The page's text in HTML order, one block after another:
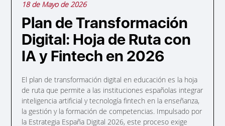
18 de Mayo de 2026
Plan de Transformación
Digital: Hoja de Ruta con
IA y Fintech en 2026
El plan de transformación digital en educación es la hoja
de ruta que permite a las instituciones españolas integrar
inteligencia artificial y tecnología fintech en la enseñanza,
la gestión y la formación de competencias. Impulsado por
la Estrategia España Digital 2026, este proceso exige